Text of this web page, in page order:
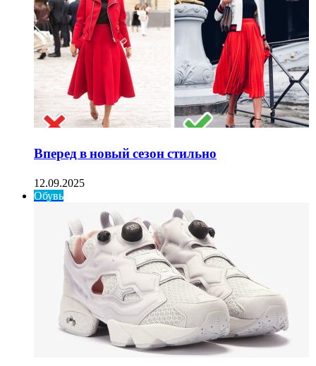
Вперед в новый сезон стильно
12.09.2025
Обувь